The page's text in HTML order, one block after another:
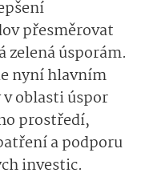
přesměrovat
zelená úsporám.
nyní hlavním
oblasti úspor
prostředí,
a podporu
investic.